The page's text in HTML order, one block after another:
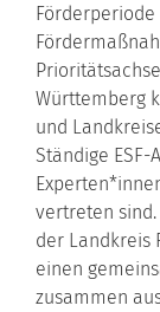
Württemberg
und
Ständige
vertreten
der Landkreis
einen
zusammen